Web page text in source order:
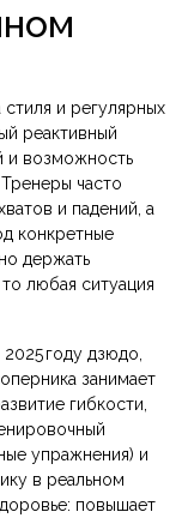
и регулярных
реактивный
и возможность
часто
и падений, а
конкретные
держать
любая ситуация
году дзюдо
занимает
гибкости,
упражнения) и
в реальном
повышает